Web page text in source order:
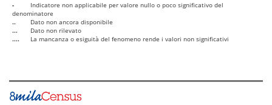
-
Indicatore non applicabile per valore nullo o poco significativo del
denominatore
..
Dato non ancora disponibile
...
Dato non rilevato
....
La mancanza o esiguità del fenomeno rende i valori non significativi